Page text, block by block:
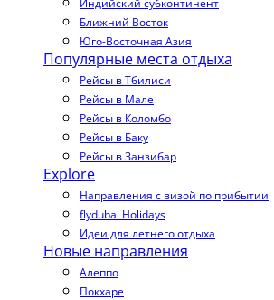
Индийский субконтинент
Ближний Восток
Юго-Восточная Азия
Популярные места отдыха
Рейсы в Тбилиси
Рейсы в Мале
Рейсы в Коломбо
Рейсы в Баку
Рейсы в Занзибар
Explore
Направления с визой по прибытии
flydubai Holidays
Идеи для летнего отдыха
Новые направления
Алеппо
Покхаре